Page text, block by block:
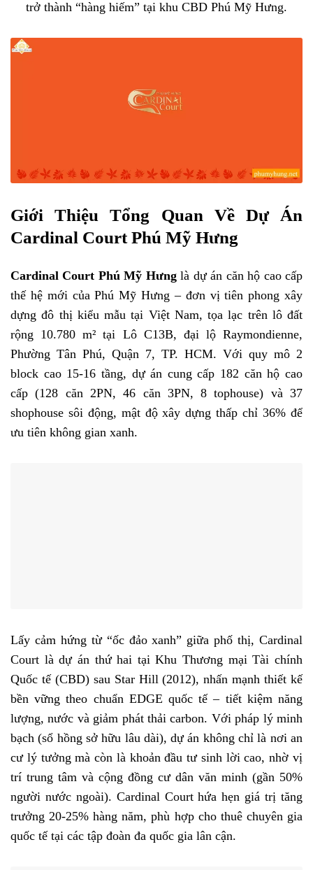
trở thành “hàng hiếm” tại khu CBD Phú Mỹ Hưng.
Giới Thiệu Tổng Quan Về Dự Án
Cardinal Court Phú Mỹ Hưng
Cardinal Court Phú Mỹ Hưnglà dự án căn hộ cao cấp
thế hệ mới của Phú Mỹ Hưng – đơn vị tiên phong xây
dựng đô thị kiểu mẫu tại Việt Nam, tọa lạc trên lô đất
rộng 10.780 m² tại Lô C13B, đại lộ Raymondienne,
Phường Tân Phú, Quận 7, TP. HCM. Với quy mô 2
block cao 15-16 tầng, dự án cung cấp 182 căn hộ cao
cấp (128 căn 2PN, 46 căn 3PN, 8 tophouse) và 37
shophouse sôi động, mật độ xây dựng thấp chỉ 36% để
ưu tiên không gian xanh.
Lấy cảm hứng từ “ốc đảo xanh” giữa phố thị, Cardinal
Court là dự án thứ hai tại Khu Thương mại Tài chính
Quốc tế (CBD) sau Star Hill (2012), nhấn mạnh thiết kế
bền vững theo chuẩn EDGE quốc tế – tiết kiệm năng
lượng, nước và giảm phát thải carbon. Với pháp lý minh
bạch (sổ hồng sở hữu lâu dài), dự án không chỉ là nơi an
cư lý tưởng mà còn là khoản đầu tư sinh lời cao, nhờ vị
trí trung tâm và cộng đồng cư dân văn minh (gần 50%
người nước ngoài). Cardinal Court hứa hẹn giá trị tăng
trưởng 20-25% hàng năm, phù hợp cho thuê chuyên gia
quốc tế tại các tập đoàn đa quốc gia lân cận.